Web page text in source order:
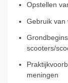
Opstellen
Gebruik van
scooters/
meningen